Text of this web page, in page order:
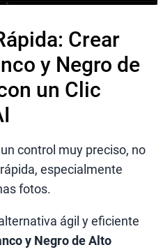
Crear
y Negro de
un Clic
control muy preciso, no
especialmente
fotos.
ágil y eficiente
y Negro de Alto